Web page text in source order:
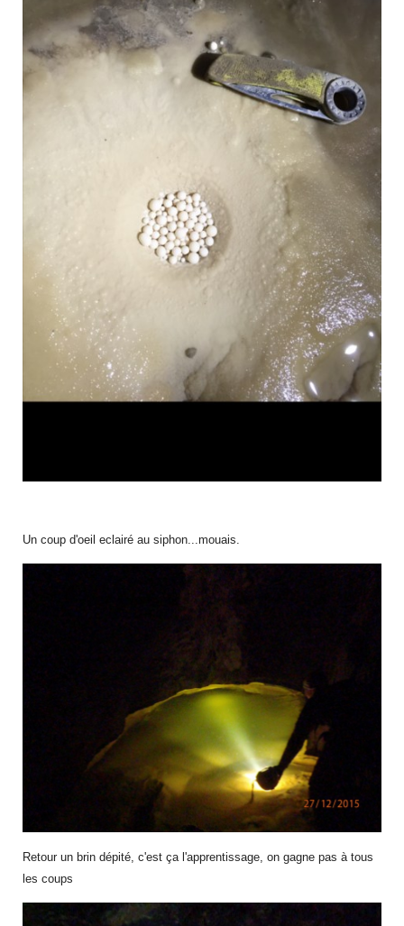
Un coup d'oeil eclairé au siphon...mouais.
Retour un brin dépité, c'est ça l'apprentissage, on gagne pas à tous
les coups